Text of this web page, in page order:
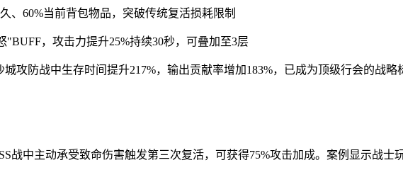
、60%当前背包物品，突破传统复活损耗限制
，攻击力提升25%持续30秒，可叠加至3层
攻防战中生存时间提升217%，输出贡献率增加183%，已成为顶级行会的战略
战中主动承受致命伤害触发第三次复活，可获得75%攻击加成。案例显示战士